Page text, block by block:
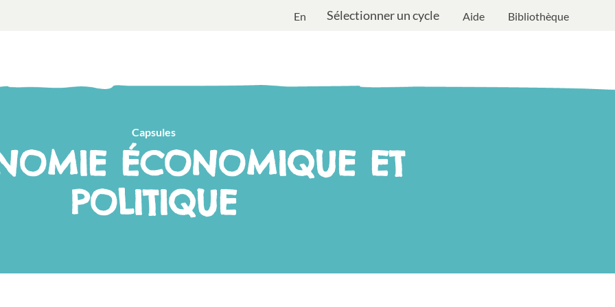
En Sélectionner un cycle Aide Bibliothèque
Capsules
ÉCONOMIQUE ET
POLITIQUE